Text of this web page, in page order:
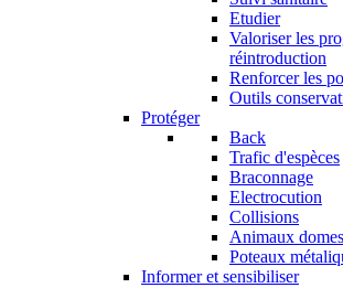
Etudier
Valoriser les
réintroduction
Renforcer les
Outils
Protéger
Back
Trafic d'espèces
Braconnage
Electrocution
Collisions
Animaux
Poteaux
Informer et sensibiliser